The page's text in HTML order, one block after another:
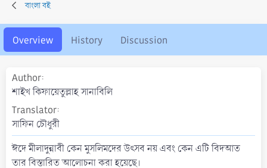
r
o
d
a
বাংলা বই
Overview History Discussion
Author
শাইখ কিফায়েতুল্লাহ সানাবিলি
Translator
সাফিন চৌধুরী
ঈদে মীলাদুন্নাবী কেন মুসলিমদের উৎসব নয় এবং কেন এটি বিদআত
তার বিস্তারিত আলোচনা করা হয়েছে।